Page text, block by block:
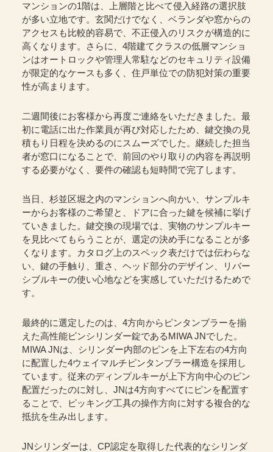
マンションの1階は、上層階と比べて侵入経路の選択肢
が多い立地です。玄関だけでなく、ベランダや窓からの
アクセスも比較的容易で、不正侵入のリスクが構造的に
高くなります。さらに、4階建てクラスの低層マンショ
ンはオートロックや管理人常駐などのセキュリティ設備
が限定的なケースも多く、住戸単位での防犯対策の重要
性が高まります。
二週間後にお客様から再度ご連絡をいただきました。最
初に電話に出た作業員が再び対応したため、鍵交換の見
積もり日程を決めるのにスムーズでした。継続した担当
者が窓口になることで、前回のやり取りの内容を再説明
する必要がなく、要件の確認も短時間で完了します。
当日、杉並区堀之内のマンションへ向かい、サンプルキ
ーからお客様のご希望と、ドアに合った鍵を候補に挙げ
ていきました。鍵交換の現場では、実物のサンプルキー
を見比べてもらうことが、選定の決め手になることが多
くなります。カタログ上のスペック表だけでは伝わらな
い、鍵の手触り、重さ、ヘッド部分のデザイン、リバー
シブルキーの使い心地などを実感していただけるためで
す。
最終的に選定したのは、4方向からピンタンブラーを揃
えた高性能ピンシリンダー錠であるMIWA JNでした。
MIWA JNは、シリンダー内部のピンを上下左右の4方向
に配置した4ウェイマルチピンタンブラー構造を採用し
ています。従来のディンプルキーが上下方向中心のピン
配置だったのに対し、JNは4方向すべてにピンを配置す
ることで、ピッキング工具の操作方向に対する複合的な
抵抗を生み出します。
JNシリンダーは、CP認定を取得した代表的なシリンダ